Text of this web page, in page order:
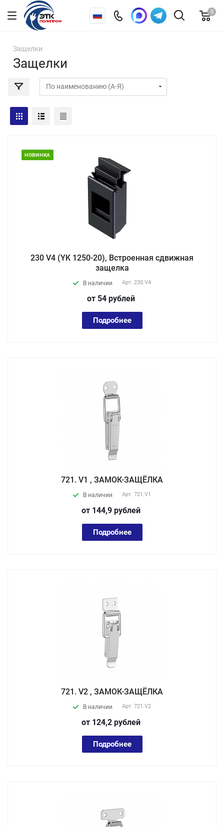
0
Защелки
Защелки
НОВИНКА
230 V4 (YK 1250-20), Встроенная cдвижная
защелка
В наличии Арт. 230.V4
от 54 рублей
Подробнее
721. V1 , ЗАМОК-ЗАЩЁЛКА
В наличии Арт. 721.V1
от 144,9 рублей
Подробнее
721. V2 , ЗАМОК-ЗАЩЁЛКА
В наличии Арт. 721.V2
от 124,2 рублей
Подробнее